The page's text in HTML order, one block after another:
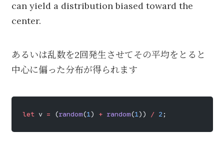
can yield a distribution biased toward the
center.
あるいは乱数を2回発生させてその平均をとると
中心に偏った分布が得られます
let v = (random(1) + random(1)) / 2 ;